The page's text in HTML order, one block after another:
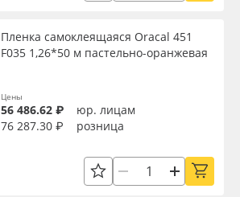
Пленка самоклеящаяся Oracal 451
F035 1,26*50 м пастельно-оранжевая
Цены
56 486.62 ₽
юр. лицам
76 287.30 ₽
розница